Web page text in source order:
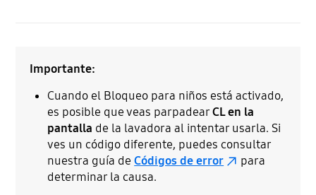
Importante:
Cuando el Bloqueo para niños está activado,
es posible que veas parpadearCL en la
pantalla de la lavadora al intentar usarla. Si
ves un código diferente, puedes consultar
nuestra guía deCódigos de error
para
determinar la causa.